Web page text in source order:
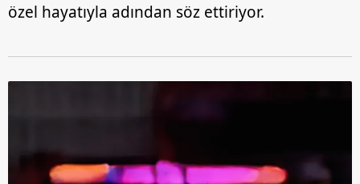
özel hayatıyla adından söz ettiriyor.